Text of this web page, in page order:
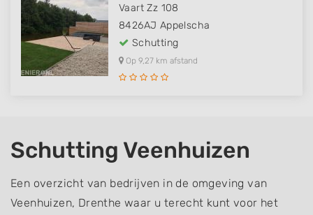
Vaart Zz 108
8426AJ Appelscha
Schutting
Op 9,27 km afstand
Schutting Veenhuizen
Een overzicht van bedrijven in de omgeving van
Veenhuizen, Drenthe waar u terecht kunt voor het